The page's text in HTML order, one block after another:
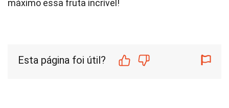
máximo essa fruta incrível!
Esta página foi útil?